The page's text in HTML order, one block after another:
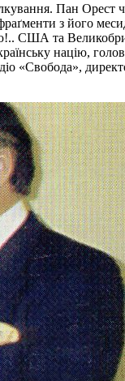
Пан Орест
фраґменти з його
США та
націю,
«Свобода»,